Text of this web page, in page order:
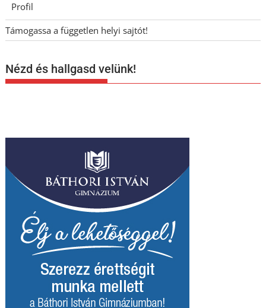
Profil
Támogassa a független helyi sajtót!
Nézd és hallgasd velünk!